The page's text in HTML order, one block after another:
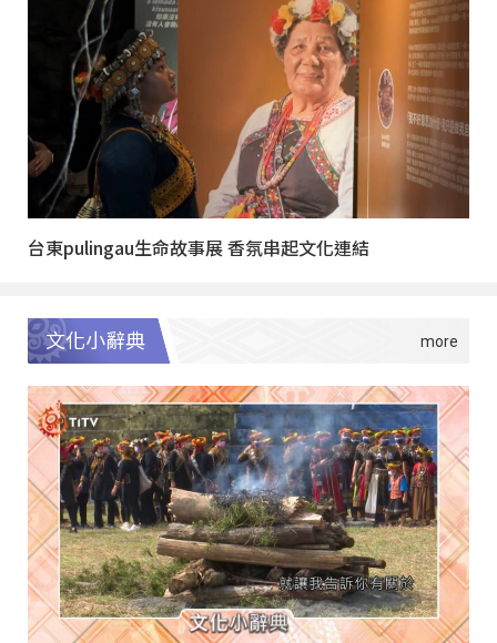
台東pulingau生命故事展 香氛串起文化連結
文化小辭典